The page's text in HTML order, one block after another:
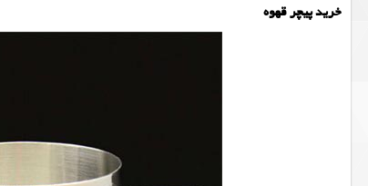
خرید پیچر قهوه